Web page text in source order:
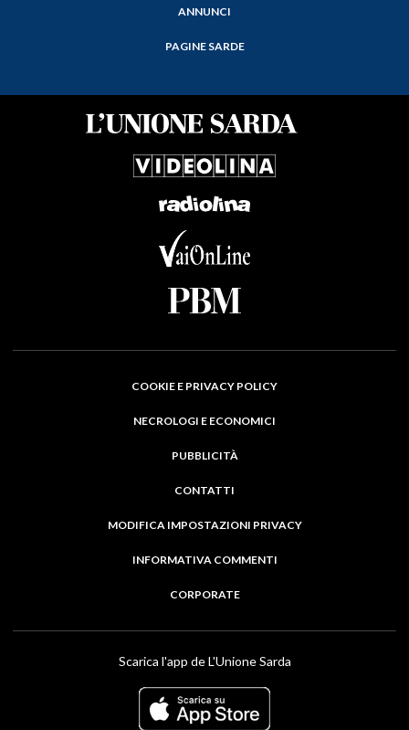
ANNUNCI
PAGINE SARDE
COOKIE E PRIVACY POLICY
NECROLOGI E ECONOMICI
PUBBLICITÀ
CONTATTI
MODIFICA IMPOSTAZIONI PRIVACY
INFORMATIVA COMMENTI
CORPORATE
Scarica l'app de L'Unione Sarda